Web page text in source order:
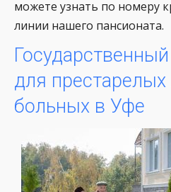
можете узнать по номеру
линии нашего пансионата.
для
больных в Уфе